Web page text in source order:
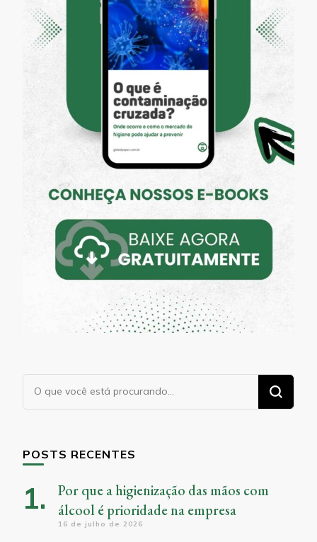
Procurando
POSTS RECENTES
Por que a higienização das mãos com
álcool é prioridade na empresa
16 de julho de 2026